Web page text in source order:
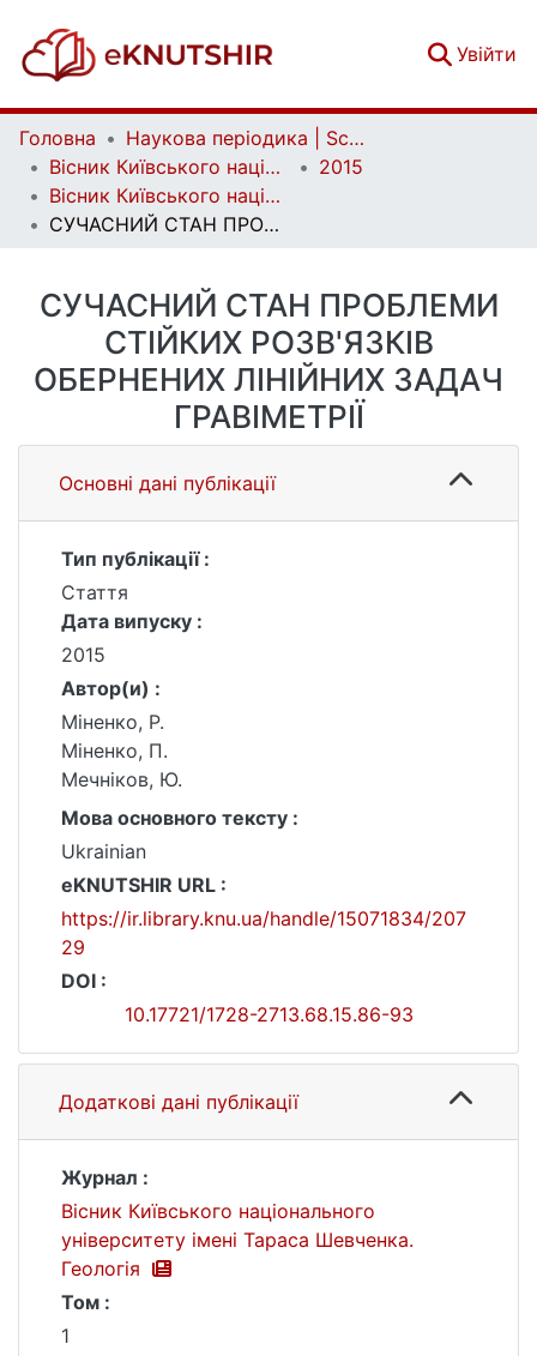
Увійти
Головна
Наукова періодика | Scientific periodicals
Вісник Київського національного університету імені Тараса Шевченка. Геологія | Visnyk of Taras Shevchenko National University of Kyiv. Geology
2015
Вісник Київського національного університету імені Тараса Шевченка. Геологія. 1(68)
СУЧАСНИЙ СТАН ПРОБЛЕМИ СТІЙКИХ РОЗВ'ЯЗКІВ ОБЕРНЕНИХ ЛІНІЙНИХ ЗАДАЧ ГРАВІМЕТРІЇ
СУЧАСНИЙ СТАН ПРОБЛЕМИ
СТІЙКИХ РОЗВ'ЯЗКІВ
ОБЕРНЕНИХ ЛІНІЙНИХ ЗАДАЧ
ГРАВІМЕТРІЇ
Основні дані публікації
Тип публікації :
Стаття
Дата випуску :
2015
Автор(и) :
Міненко, P.
Міненко, П.
Мечніков, Ю.
Мова основного тексту :
Ukrainian
eKNUTSHIR URL :
https://ir.library.knu.ua/handle/15071834/207
29
DOI :
10.17721/1728-2713.68.15.86-93
Додаткові дані публікації
Журнал :
Вісник Київського національного
університету імені Тараса Шевченка.
Геологія
Том :
1